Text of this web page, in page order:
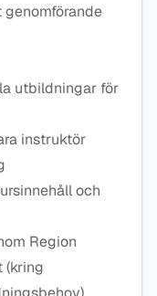
utbildningar för
instruktör
och
Region
(kring